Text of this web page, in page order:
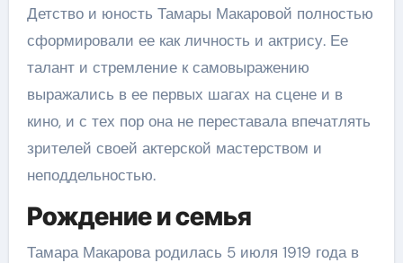
Детство и юность Тамары Макаровой полностью
сформировали ее как личность и актрису. Ее
талант и стремление к самовыражению
выражались в ее первых шагах на сцене и в
кино, и с тех пор она не переставала впечатлять
зрителей своей актерской мастерством и
неподдельностью.
Рождение и семья
Тамара Макарова родилась 5 июля 1919 года в